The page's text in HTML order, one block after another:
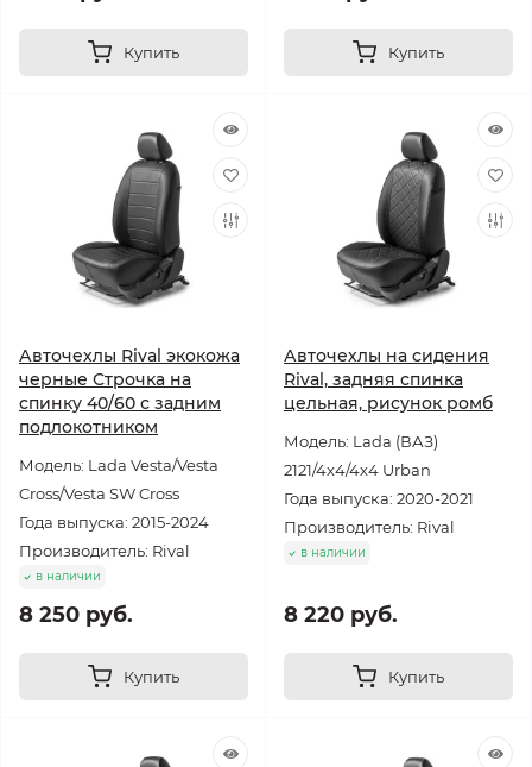
Купить Купить
Авточехлы Rival экокожа
черные Строчка на
спинку 40/60 с задним
подлокотником
Модель: Lada Vesta/Vesta
Cross/Vesta SW Cross
Года выпуска: 2015-2024
Производитель: Rival
в наличии
8 250 руб.
Купить
Авточехлы на сидения
Rival, задняя спинка
цельная, рисунок ромб
Модель: Lada (ВАЗ)
2121/4х4/4х4 Urban
Года выпуска: 2020-2021
Производитель: Rival
в наличии
8 220 руб.
Купить